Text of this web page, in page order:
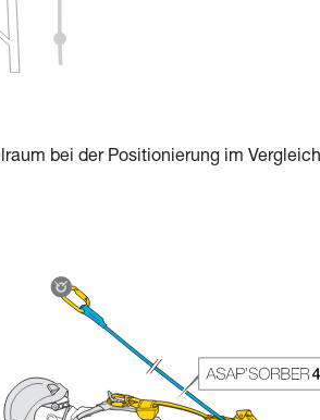
bei der Positionierung im Vergleich